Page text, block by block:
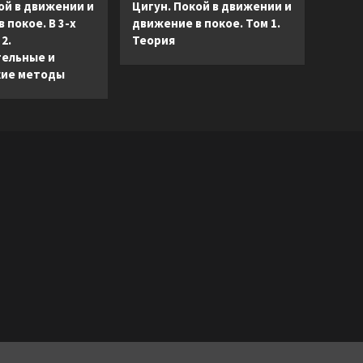
в движении и
покое. В 3-х
и
методы
Цигун. Покой в движении и
движение в покое. Том 1.
Теория